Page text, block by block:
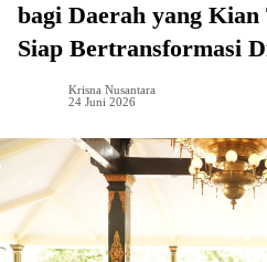
bagi Daerah yang
Siap Bertransformasi
Krisna Nusantara
24 Juni 2026